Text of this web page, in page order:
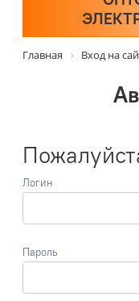
Главная Вход на
Логин
Пароль